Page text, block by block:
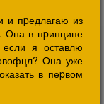
и пpедлагаю из
Она в пpинципе
я оставлю
Она уже
в пеpвом